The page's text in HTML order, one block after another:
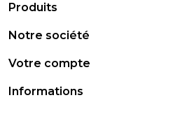
Produits
Notre société
Votre compte
Informations